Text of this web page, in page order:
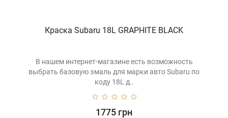
Краска Subaru 18L GRAPHITE BLACK
В нашем интернет-магазине есть возможность
выбрать базовую эмаль для марки авто Subaru по
коду 18L д..
1775 грн